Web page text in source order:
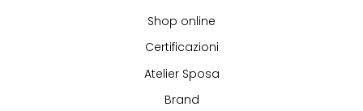
Shop online
Certificazioni
Atelier Sposa
Brand